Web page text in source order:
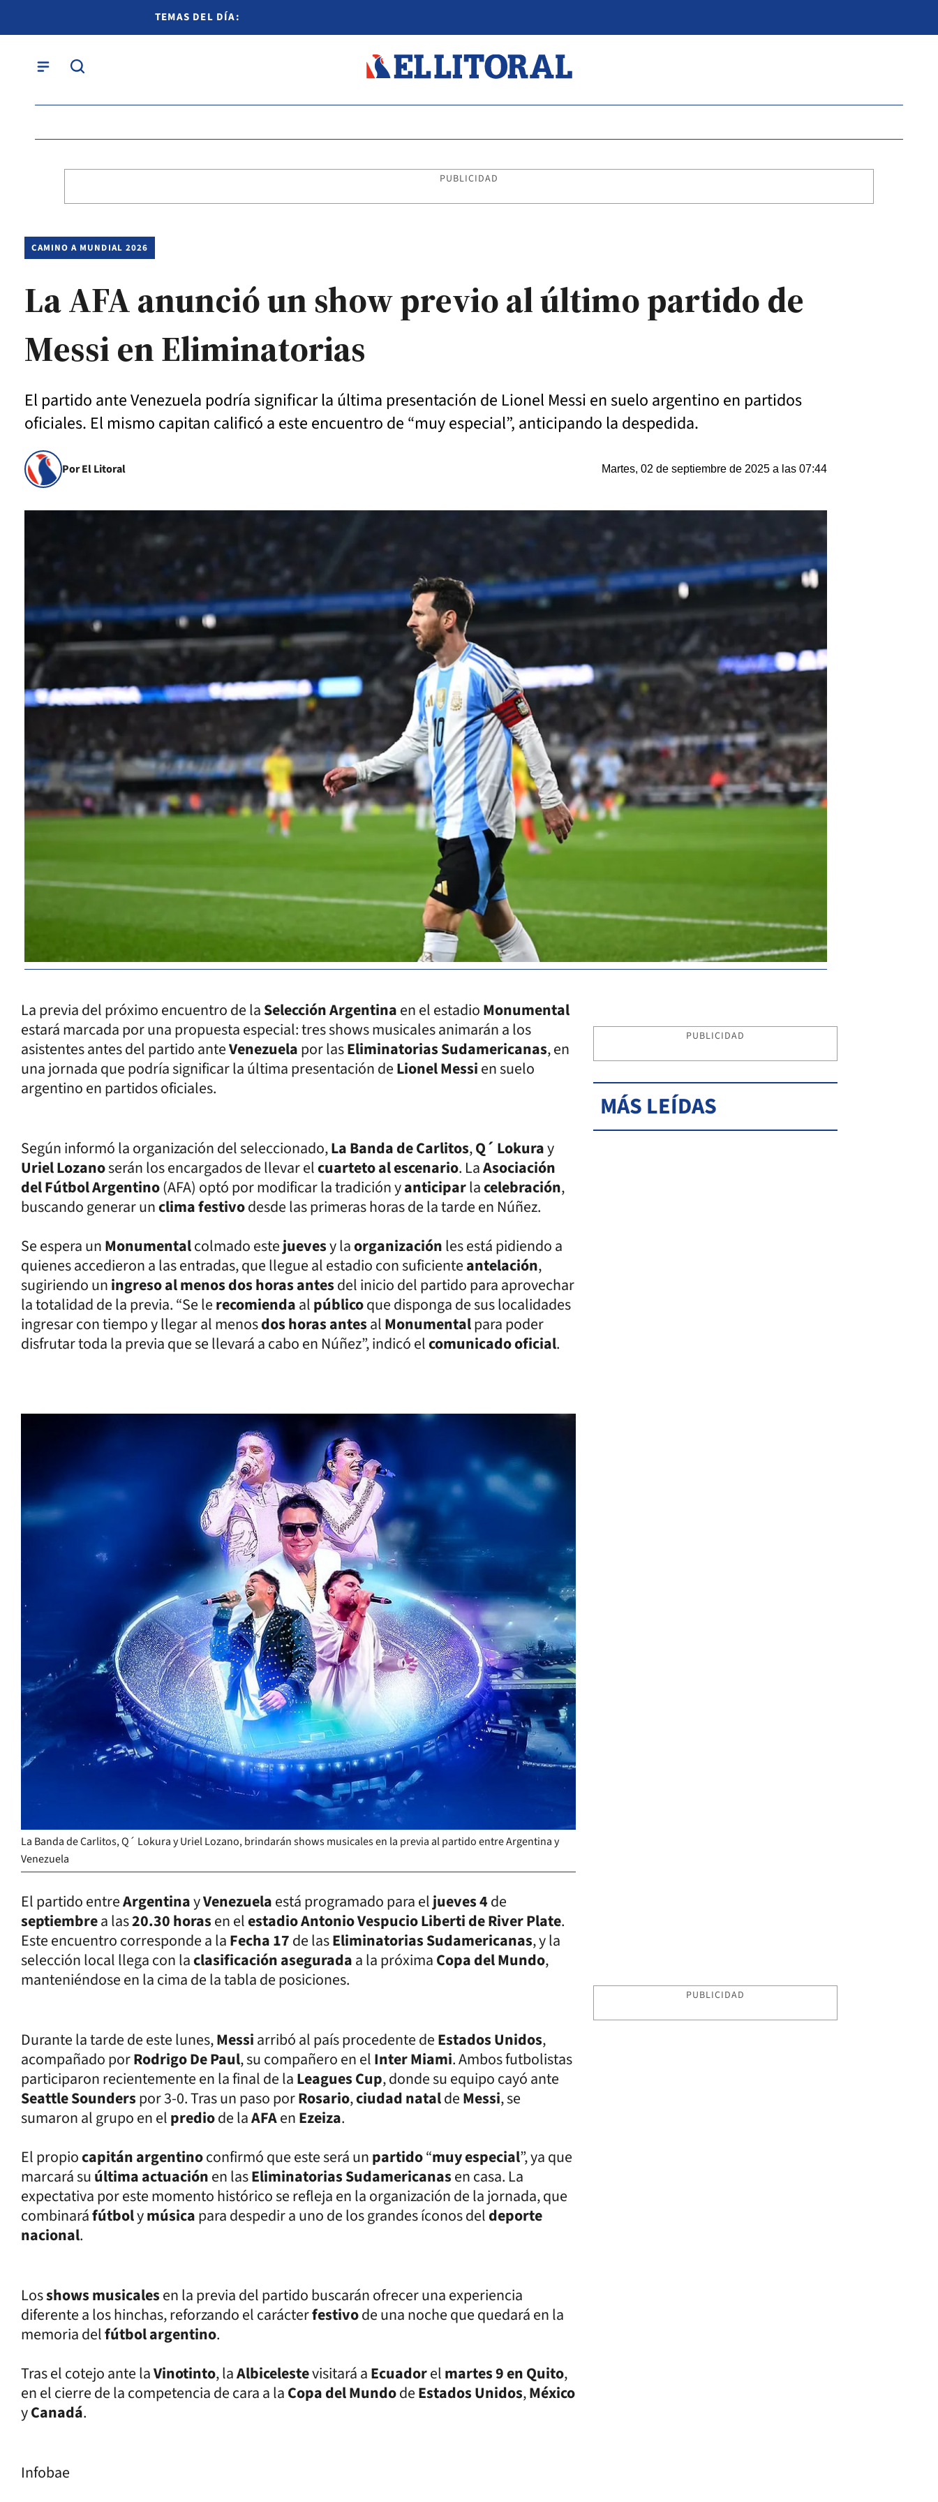
TEMAS DEL DÍA:
PUBLICIDAD
CAMINO A MUNDIAL 2026
La AFA anunció un show previo al último partido de
Messi en Eliminatorias
El partido ante Venezuela podría significar la última presentación de Lionel Messi en suelo argentino en partidos
oficiales. El mismo capitan calificó a este encuentro de “muy especial”, anticipando la despedida.
Por El Litoral Martes, 02 de septiembre de 2025 a las 07:44
La previa del próximo encuentro de laSelección Argentinaen el estadioMonumental
estará marcada por una propuesta especial: tres shows musicales animarán a los
asistentes antes del partido anteVenezuelapor lasEliminatorias Sudamericanas, en
una jornada que podría significar la última presentación deLionel Messien suelo
argentino en partidos oficiales.
Según informó la organización del seleccionado,La Banda de Carlitos,Q´ Lokuray
Uriel Lozanoserán los encargados de llevar elcuarteto al escenario. LaAsociación
del Fútbol Argentino(AFA) optó por modificar la tradición yanticiparlacelebración,
buscando generar unclima festivodesde las primeras horas de la tarde en Núñez.
Se espera unMonumentalcolmado estejuevesy laorganizaciónles está pidiendo a
quienes accedieron a las entradas, que llegue al estadio con suficienteantelación,
sugiriendo uningreso al menos dos horas antesdel inicio del partido para aprovechar
la totalidad de la previa. “Se lerecomiendaalpúblicoque disponga de sus localidades
ingresar con tiempo y llegar al menosdos horas antesalMonumentalpara poder
disfrutar toda la previa que se llevará a cabo en Núñez”, indicó elcomunicado oficial.
La Banda de Carlitos, Q´ Lokura y Uriel Lozano, brindarán shows musicales en la previa al partido entre Argentina y
Venezuela
El partido entreArgentinayVenezuelaestá programado para eljueves 4de
septiembrea las20.30 horasen elestadio Antonio Vespucio Liberti de River Plate.
Este encuentro corresponde a laFecha 17de lasEliminatorias Sudamericanas, y la
selección local llega con laclasificación aseguradaa la próximaCopa del Mundo,
manteniéndose en la cima de la tabla de posiciones.
Durante la tarde de este lunes,Messiarribó al país procedente deEstados Unidos,
acompañado porRodrigo De Paul, su compañero en elInter Miami. Ambos futbolistas
participaron recientemente en la final de laLeagues Cup, donde su equipo cayó ante
Seattle Sounderspor 3-0. Tras un paso porRosario,ciudad nataldeMessi, se
sumaron al grupo en elprediode laAFAenEzeiza.
El propiocapitán argentinoconfirmó que este será unpartido“muy especial”, ya que
marcará suúltima actuaciónen lasEliminatorias Sudamericanasen casa. La
expectativa por este momento histórico se refleja en la organización de la jornada, que
combinaráfútbolymúsicapara despedir a uno de los grandes íconos deldeporte
nacional.
Losshows musicalesen la previa del partido buscarán ofrecer una experiencia
diferente a los hinchas, reforzando el carácterfestivode una noche que quedará en la
memoria delfútbol argentino.
Tras el cotejo ante laVinotinto, laAlbicelestevisitará aEcuadorelmartes 9 en Quito,
en el cierre de la competencia de cara a laCopa del MundodeEstados Unidos,México
yCanadá.
Infobae
PUBLICIDAD
MÁS LEÍDAS
PUBLICIDAD